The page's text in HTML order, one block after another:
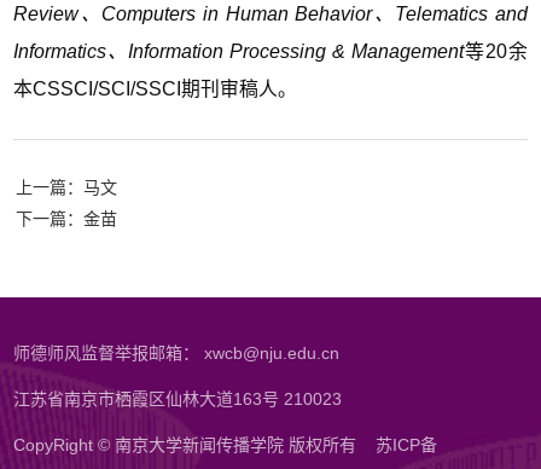
Review、Computers in Human Behavior、Telematics and
Informatics、Information Processing & Management等20余
本CSSCI/SCI/SSCI期刊审稿人。
上一篇：马文
下一篇：金苗
师德师风监督举报邮箱： xwcb@nju.edu.cn
江苏省南京市栖霞区仙林大道163号 210023
CopyRight © 南京大学新闻传播学院 版权所有苏ICP备